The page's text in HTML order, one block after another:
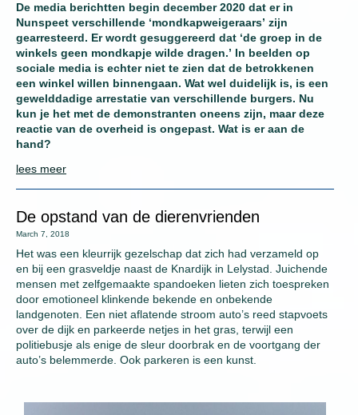
De media berichtten begin december 2020 dat er in
Nunspeet verschillende ‘mondkapweigeraars’ zijn
gearresteerd. Er wordt gesuggereerd dat ‘de groep in de
winkels geen mondkapje wilde dragen.’ In beelden op
sociale media is echter niet te zien dat de betrokkenen
een winkel willen binnengaan. Wat wel duidelijk is, is een
gewelddadige arrestatie van verschillende burgers. Nu
kun je het met de demonstranten oneens zijn, maar deze
reactie van de overheid is ongepast. Wat is er aan de
hand?
lees meer
De opstand van de dierenvrienden
March 7, 2018
Het was een kleurrijk gezelschap dat zich had verzameld op
en bij een grasveldje naast de Knardijk in Lelystad. Juichende
mensen met zelfgemaakte spandoeken lieten zich toespreken
door emotioneel klinkende bekende en onbekende
landgenoten. Een niet aflatende stroom auto’s reed stapvoets
over de dijk en parkeerde netjes in het gras, terwijl een
politiebusje als enige de sleur doorbrak en de voortgang der
auto’s belemmerde. Ook parkeren is een kunst.